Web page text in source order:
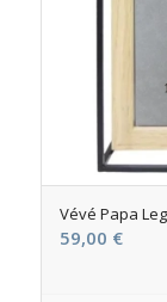
Vévé Papa
59,00 €